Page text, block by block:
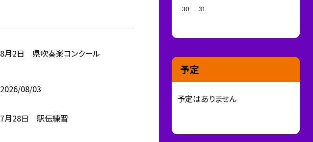
8月2日 県吹奏楽コンクール
2026/08/03
7月28日 駅伝練習
30
31
予定
予定はありません